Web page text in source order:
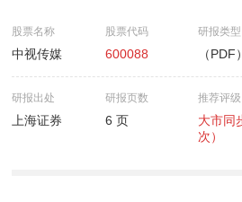
股票名称
中视传媒
股票代码
600088
研报类型
（PDF）
研报出处
上海证券
研报页数
6 页
推荐评级
大市同
次）